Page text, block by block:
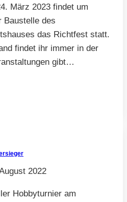
März 2023 findet um
Baustelle des
das Richtfest statt.
findet ihr immer in der
gibt…
2022
Hobbyturnier am